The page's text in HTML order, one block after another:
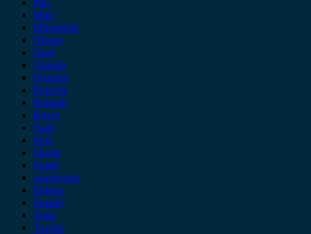
Mini
Mitsubishi
Nissan
Opel
Omoda
Peugeot
Porsche
Renault
Rover
Saab
Seat
Skoda
Smart
ssangyong
Subaru
Suzuki
Tesla
Toyota